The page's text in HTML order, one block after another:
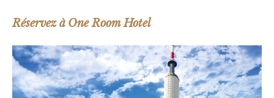
Réservez à One Room Hotel